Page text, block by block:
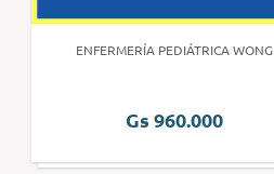
ENFERMERÍA PEDIÁTRICA WONG
Gs 960.000